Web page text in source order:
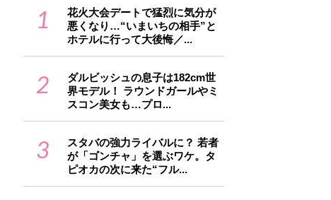
1
花火大会デートで猛烈に気分が
悪くなり…“いまいちの相手”と
ホテルに行って大後悔／...
2
ダルビッシュの息子は182cm世
界モデル！ ラウンドガールやミ
スコン美女も…プロ...
3
スタバの強力ライバルに？ 若者
が「ゴンチャ」を選ぶワケ。タ
ピオカの次に来た“フル...